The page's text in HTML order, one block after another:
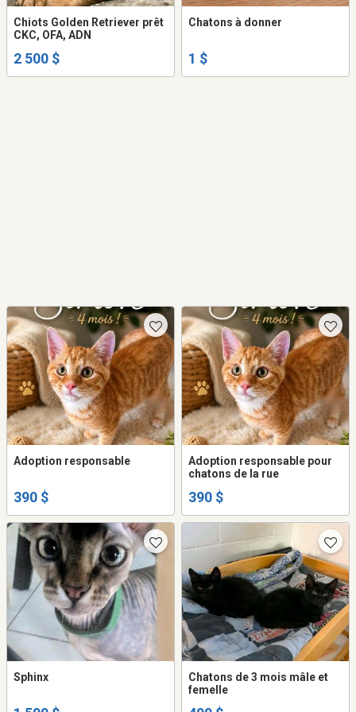
Chiots Golden Retriever prêt
CKC, OFA, ADN
2 500 $
Chatons à donner
1 $
Adoption responsable
390 $
Adoption responsable pour
chatons de la rue
390 $
Sphinx
Chatons de 3 mois mâle et
femelle